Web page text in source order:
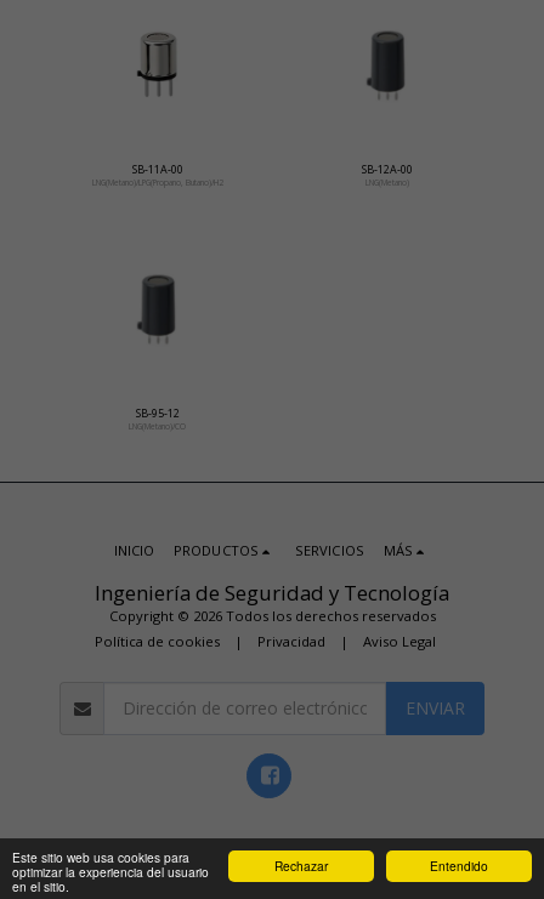
Entendido
Rechazar
Este sitio web usa cookies para
optimizar la experiencia del usuario
en el sitio.
SB-11A-00
LNG(Metano)/LPG(Propano, Butano)/H2
SB-12A-00
LNG(Metano)
SB-95-12
LNG(Metano)/CO
Ingeniería de Seguridad y Tecnología
Copyright © 2026 Todos los derechos reservados
Política de cookies| Privacidad | Aviso Legal
INICIO PRODUCTOS SERVICIOS MÁS
ENVIAR